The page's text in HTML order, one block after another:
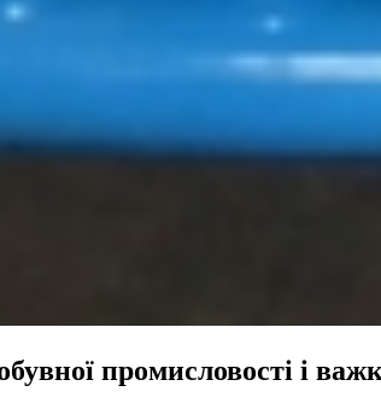
промисловості і